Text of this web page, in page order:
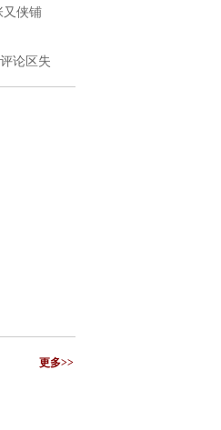
又侠铺
论区失
更多>>